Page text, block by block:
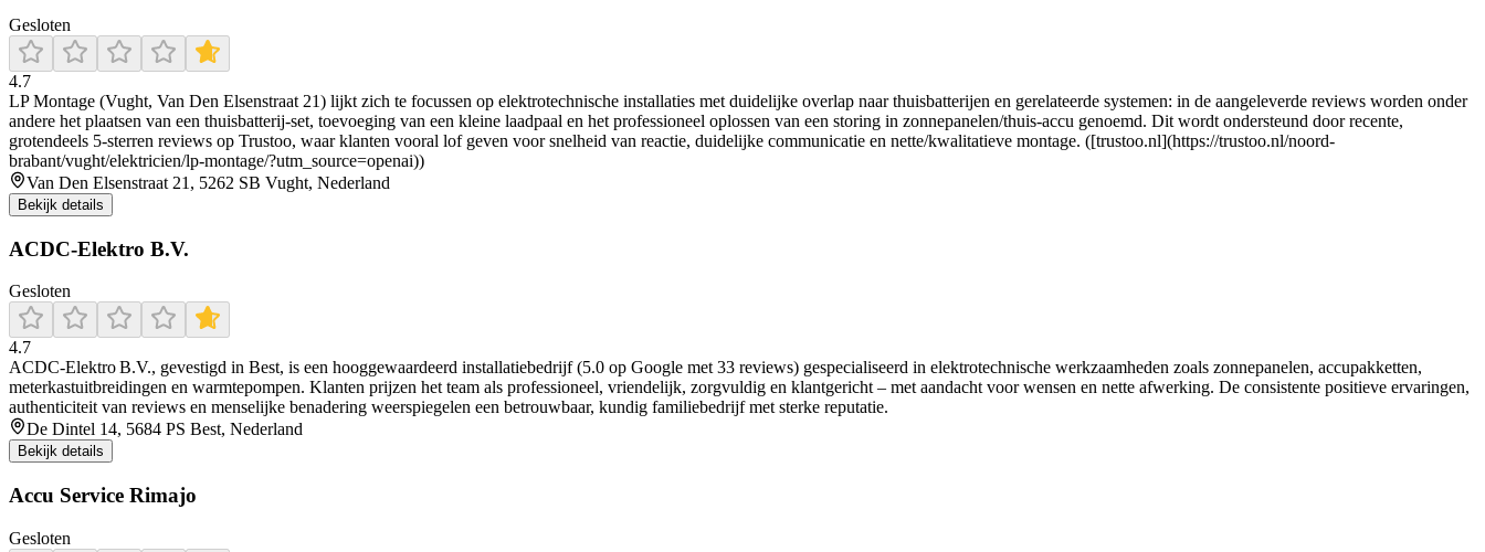
Gesloten
4.7
LP Montage (Vught, Van Den Elsenstraat 21) lijkt zich te focussen op elektrotechnische installaties met duidelijke overlap naar thuisbatterijen en gerelateerde systemen: in de aangeleverde reviews worden onder
andere het plaatsen van een thuisbatterij-set, toevoeging van een kleine laadpaal en het professioneel oplossen van een storing in zonnepanelen/thuis-accu genoemd. Dit wordt ondersteund door recente,
grotendeels 5-sterren reviews op Trustoo, waar klanten vooral lof geven voor snelheid van reactie, duidelijke communicatie en nette/kwalitatieve montage. ([trustoo.nl](https://trustoo.nl/noord-
brabant/vught/elektricien/lp-montage/?utm_source=openai))
Van Den Elsenstraat 21, 5262 SB Vught, Nederland
Bekijk details
ACDC-Elektro B.V.
Gesloten
4.7
ACDC‑Elektro B.V., gevestigd in Best, is een hooggewaardeerd installatiebedrijf (5.0 op Google met 33 reviews) gespecialiseerd in elektrotechnische werkzaamheden zoals zonnepanelen, accupakketten,
meterkastuitbreidingen en warmtepompen. Klanten prijzen het team als professioneel, vriendelijk, zorgvuldig en klantgericht – met aandacht voor wensen en nette afwerking. De consistente positieve ervaringen,
authenticiteit van reviews en menselijke benadering weerspiegelen een betrouwbaar, kundig familiebedrijf met sterke reputatie.
De Dintel 14, 5684 PS Best, Nederland
Bekijk details
Accu Service Rimajo
Gesloten